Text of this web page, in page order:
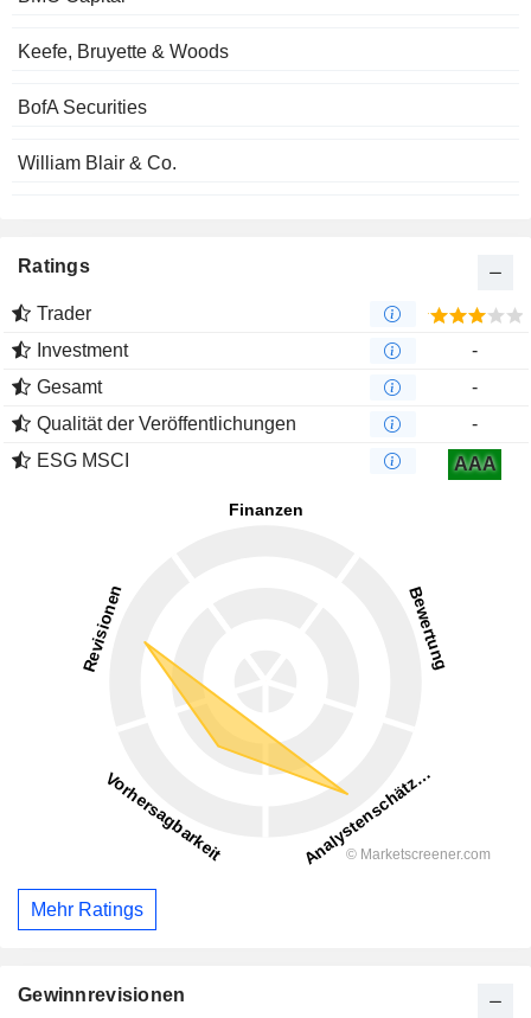
Keefe, Bruyette & Woods
BofA Securities
William Blair & Co.
Ratings
Trader
Investment
-
Gesamt
-
Qualität der Veröffentlichungen
-
ESG MSCI
AAA
Mehr Ratings
Gewinnrevisionen